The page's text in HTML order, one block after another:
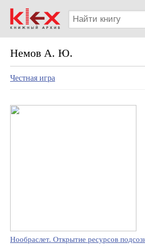
Немов А. Ю.
Честная игра
Нообраслет. Открытие ресурсов